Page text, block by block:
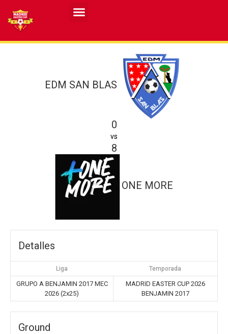
EDM SAN BLAS
0
vs
8
ONE MORE
Detalles
Liga Temporada
GRUPO A BENJAMIN 2017 MEC
2026 (2x25)
MADRID EASTER CUP 2026
BENJAMIN 2017
Ground